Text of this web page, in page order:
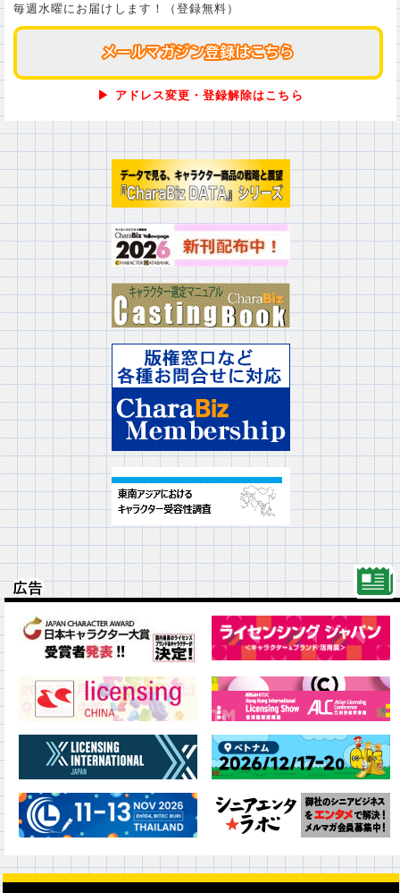
毎週水曜にお届けします！（登録無料）
メールマガジン登録はこちら
メールマガジン登録はこちら
▶ アドレス変更・登録解除はこちら
広告
広告